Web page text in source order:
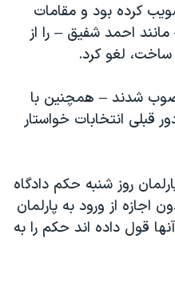
کرده بود و مقامات
احمد شفیق – را از
لغو کرد.
شدند – همچنین با
قبلی انتخابات خواستار
روز شنبه حکم دادگاه
اجازه از ورود به پارلمان
قول داده اند حکم را به